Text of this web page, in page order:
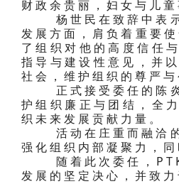
财政余贵丽，妇女与儿
杨世民在致辞中表示
发展方面，肩负着重要
了组织对他的高度信任
指导与建设性意见，并
社会，维护组织的尊严
正式接受委任的陈炎
护组织廉正与团结，全
织未来发展贡献力量。
活动在庄重而融洽的
强化组织内部凝聚力，
随着此次委任，PTK
发展的坚定决心，并致